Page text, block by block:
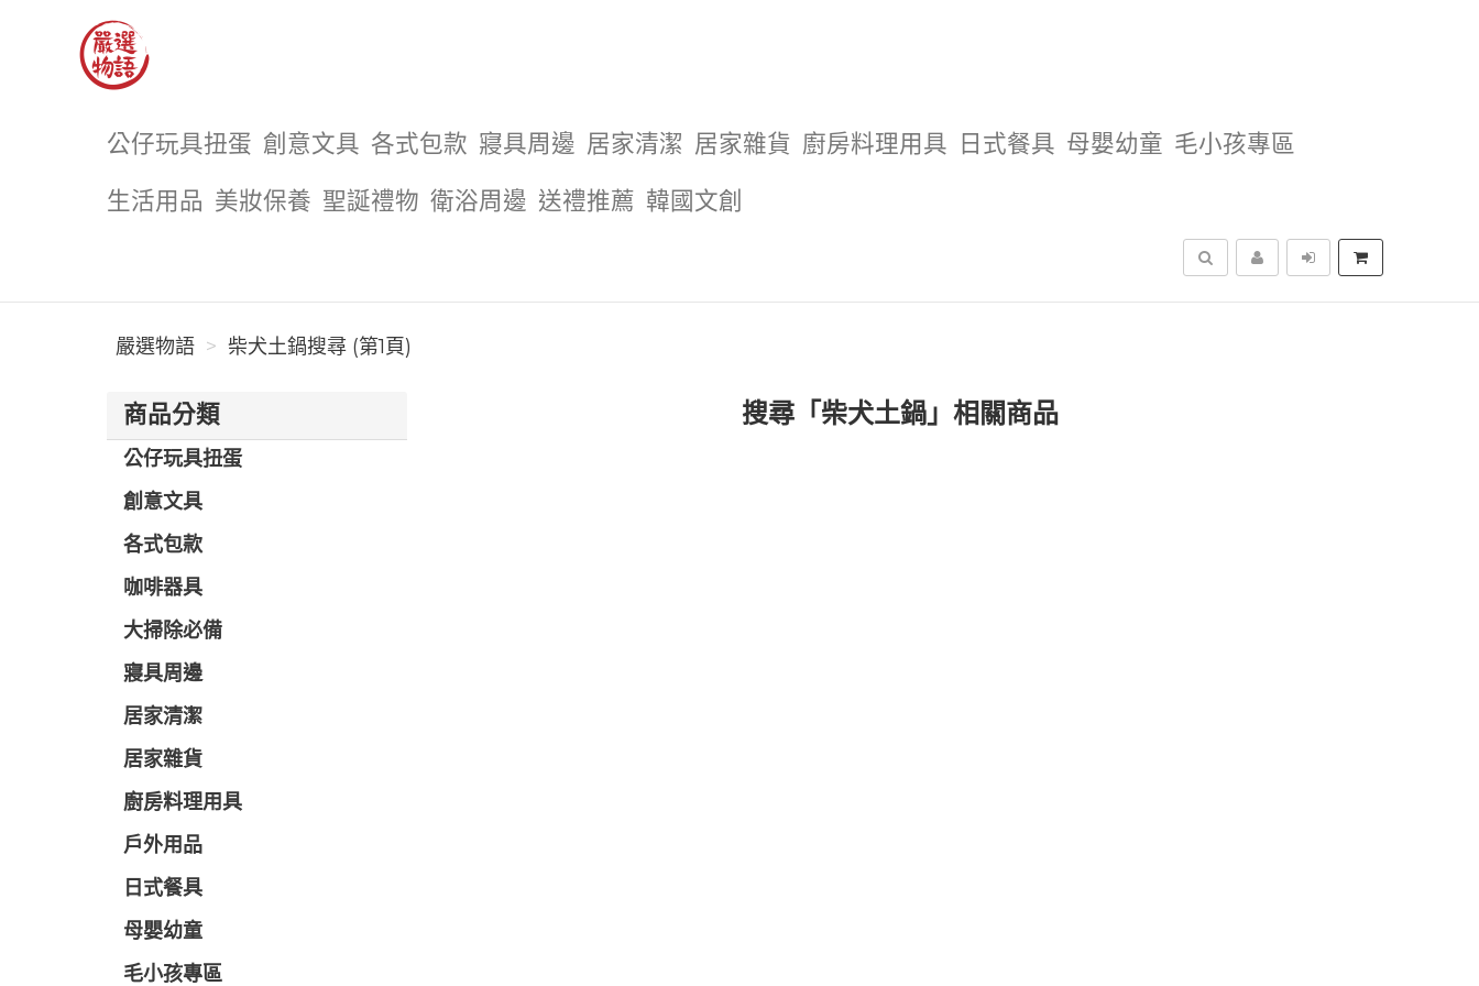
公仔玩具扭蛋 創意文具 各式包款 寢具周邊 居家清潔 居家雜貨 廚房料理用具 日式餐具 母嬰幼童 毛小孩專區
生活用品 美妝保養 聖誕禮物 衛浴周邊 送禮推薦 韓國文創
搜尋
嚴選物語 柴犬土鍋搜尋 (第1頁)
商品分類
公仔玩具扭蛋
創意文具
各式包款
咖啡器具
大掃除必備
寢具周邊
居家清潔
居家雜貨
廚房料理用具
戶外用品
日式餐具
母嬰幼童
毛小孩專區
搜尋「柴犬土鍋」相關商品